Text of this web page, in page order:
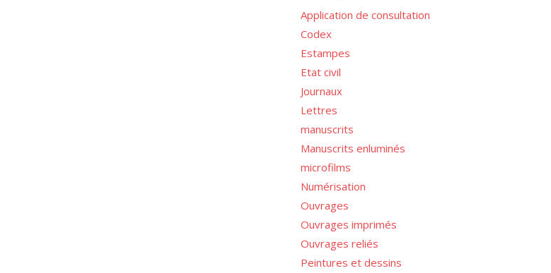
Application de consultation
Codex
Estampes
Etat civil
Journaux
Lettres
manuscrits
Manuscrits enluminés
microfilms
Numérisation
Ouvrages
Ouvrages imprimés
Ouvrages reliés
Peintures et dessins